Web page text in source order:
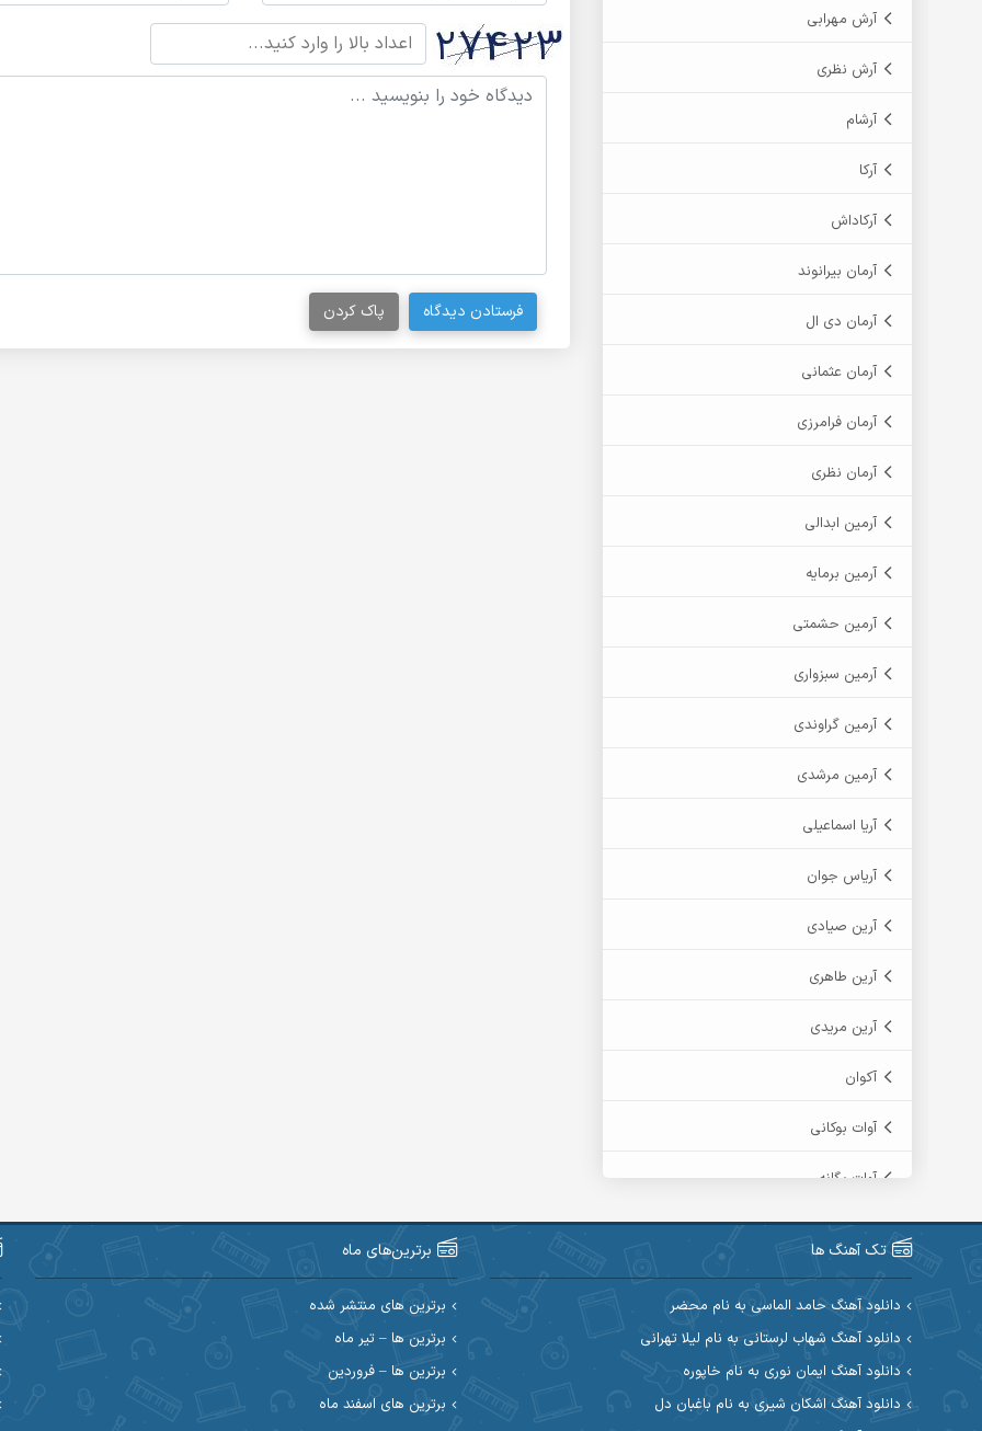
آرش مهرابی
آرش نظری
آرشام
آرکا
آرکاداش
آرمان بیرانوند
آرمان دی ال
آرمان عثمانی
آرمان فرامرزی
آرمان نظری
آرمین ابدالی
آرمین برمایه
آرمین حشمتی
آرمین سبزواری
آرمین گراوندی
آرمین مرشدی
آریا اسماعیلی
آریاس جوان
آرین صیادی
آرین طاهری
آرین مریدی
آکوان
آوات بوکانی
آوات یگانه
آیت احمدنژاد
آیهان
ابراهیم شمس
ابوالحسن جاویدان
فرستادن دیدگاه پاک کردن
تک آهنگ ها
دانلود آهنگ حامد الماسی به نام محضر
دانلود آهنگ شهاب لرستانی به نام لیلا تهرانی
دانلود آهنگ ایمان نوری به نام خاپوره
دانلود آهنگ اشکان شیری به نام باغبان دل
برترین‌های ماه
برترین های منتشر شده
برترین ها – تیر ماه
برترین ها – فروردین
برترین های اسفند ماه